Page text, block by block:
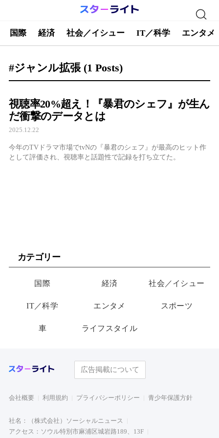
国際 経済 社会／イシュー IT／科学 エンタメ
#ジャンル拡張 (1 Posts)
視聴率20%超え！『暴君のシェフ』が生ん
だ衝撃のデータとは
2025.12.22
今年のTVドラマ市場でtvNの『暴君のシェフ』が最高のヒット作
として評価され、視聴率と話題性で記録を打ち立てた。
カテゴリー
国際 経済 社会／イシュー
IT／科学 エンタメ スポーツ
車 ライフスタイル
広告掲載について
会社概要 利用規約 プライバシーポリシー 青少年保護方針
社名：（株式会社）ソーシャルニュース
アクセス：ソウル特別市麻浦区城岩路189、13F